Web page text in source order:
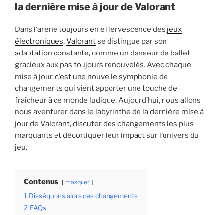
la dernière mise à jour de Valorant
Dans l’arène toujours en effervescence des jeux
électroniques,Valorantse distingue par son
adaptation constante, comme un danseur de ballet
gracieux aux pas toujours renouvelés. Avec chaque
mise à jour, c’est une nouvelle symphonie de
changements qui vient apporter une touche de
fraîcheur à ce monde ludique. Aujourd’hui, nous allons
nous aventurer dans le labyrinthe de la dernière mise à
jour de Valorant, discuter des changements les plus
marquants et décortiquer leur impact sur l’univers du
jeu.
Contenus masquer
1 Disséquons alors ces changements.
2 FAQs